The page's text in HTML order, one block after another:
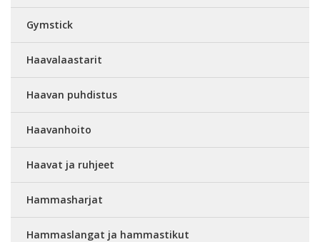
Gymstick
Haavalaastarit
Haavan puhdistus
Haavanhoito
Haavat ja ruhjeet
Hammasharjat
Hammaslangat ja hammastikut